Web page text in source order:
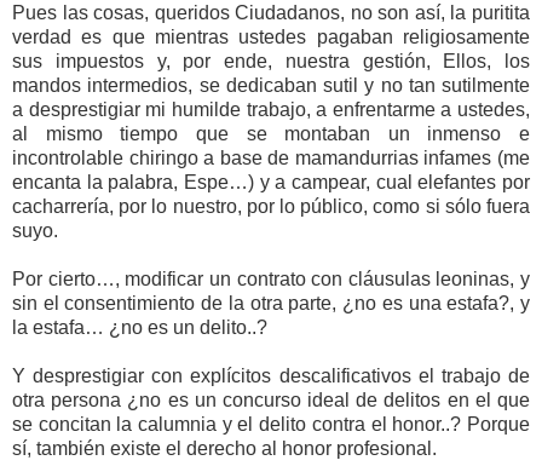
Pues las cosas, queridos Ciudadanos, no son así, la puritita
verdad es que mientras ustedes pagaban religiosamente
sus impuestos y, por ende, nuestra gestión, Ellos, los
mandos intermedios, se dedicaban sutil y no tan sutilmente
a desprestigiar mi humilde trabajo, a enfrentarme a ustedes,
al mismo tiempo que se montaban un inmenso e
incontrolable chiringo a base de mamandurrias infames (me
encanta la palabra, Espe…) y a campear, cual elefantes por
cacharrería, por lo nuestro, por lo público, como si sólo fuera
suyo.
Por cierto…, modificar un contrato con cláusulas leoninas, y
sin el consentimiento de la otra parte, ¿no es una estafa?, y
la estafa… ¿no es un delito..?
Y desprestigiar con explícitos descalificativos el trabajo de
otra persona ¿no es un concurso ideal de delitos en el que
se concitan la calumnia y el delito contra el honor..? Porque
sí, también existe el derecho al honor profesional.